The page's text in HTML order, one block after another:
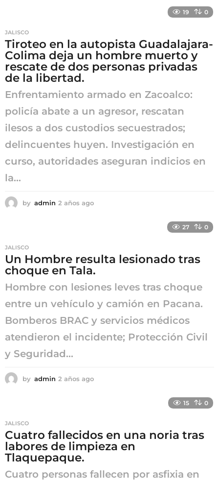
o
19 0
JALISCO
Tiroteo en la autopista Guadalajara-
Colima deja un hombre muerto y
rescate de dos personas privadas
de la libertad.
Enfrentamiento armado en Zacoalco:
policía abate a un agresor, rescatan
ilesos a dos custodios secuestrados;
delincuentes huyen. Investigación en
curso, autoridades aseguran indicios en
la...
by admin 2 años ago
g
27 0
JALISCO
Un Hombre resulta lesionado tras
choque en Tala.
Hombre con lesiones leves tras choque
entre un vehículo y camión en Pacana.
Bomberos BRAC y servicios médicos
atendieron el incidente; Protección Civil
y Seguridad...
by admin 2 años ago
g
o
15 0
JALISCO
Cuatro fallecidos en una noria tras
labores de limpieza en
Tlaquepaque.
Cuatro personas fallecen por asfixia en